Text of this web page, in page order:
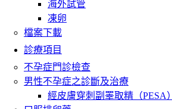
海外試管
凍卵
檔案下載
診療項目
不孕症門診檢查
男性不孕症之診斷及治療
經皮膚穿刺副睪取精（PESA）